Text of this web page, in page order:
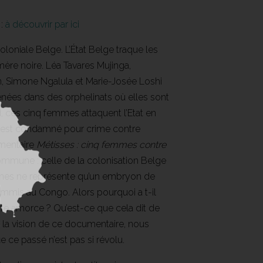
: à découvrir par ici
Belge. L’État Belge traque les
noire. Léa Tavares Mujinga,
Simone Ngalula et Marie-Josée Loshi
dans des orphelinats où elles sont
cinq femmes attaquent l’Etat en
condamné pour crime contre
Métisses : cinq femmes contre
: celle de la colonisation Belge
ne représente qu’un embryon de
au Congo. Alors pourquoi a t-il
amorce ? Qu’est-ce que cela dit de
vision de ce documentaire, nous
passé n’est pas si révolu.